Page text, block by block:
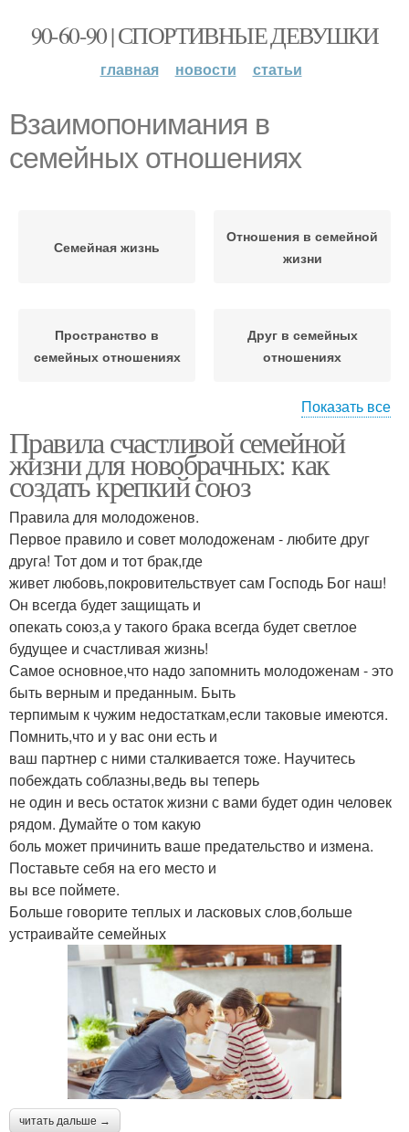
90-60-90 | СПОРТИВНЫЕ ДЕВУШКИ
главная новости статьи
Взаимопонимания в
семейных отношениях
Семейная жизнь
Отношения в семейной
жизни
Пространство в
семейных отношениях
Друг в семейных
отношениях
взаимоотношения
Показать все
Правила счастливой семейной
жизни для новобрачных: как
создать крепкий союз
Правила для молодоженов.
Первое правило и совет молодоженам - любите друг
друга! Тот дом и тот брак,где
живет любовь,покровительствует сам Господь Бог наш!
Он всегда будет защищать и
опекать союз,а у такого брака всегда будет светлое
будущее и счастливая жизнь!
Самое основное,что надо запомнить молодоженам - это
быть верным и преданным. Быть
терпимым к чужим недостаткам,если таковые имеются.
Помнить,что и у вас они есть и
ваш партнер с ними сталкивается тоже. Научитесь
побеждать соблазны,ведь вы теперь
не один и весь остаток жизни с вами будет один человек
рядом. Думайте о том какую
боль может причинить ваше предательство и измена.
Поставьте себя на его место и
вы все поймете.
Больше говорите теплых и ласковых слов,больше
устраивайте семейных
читать дальше →